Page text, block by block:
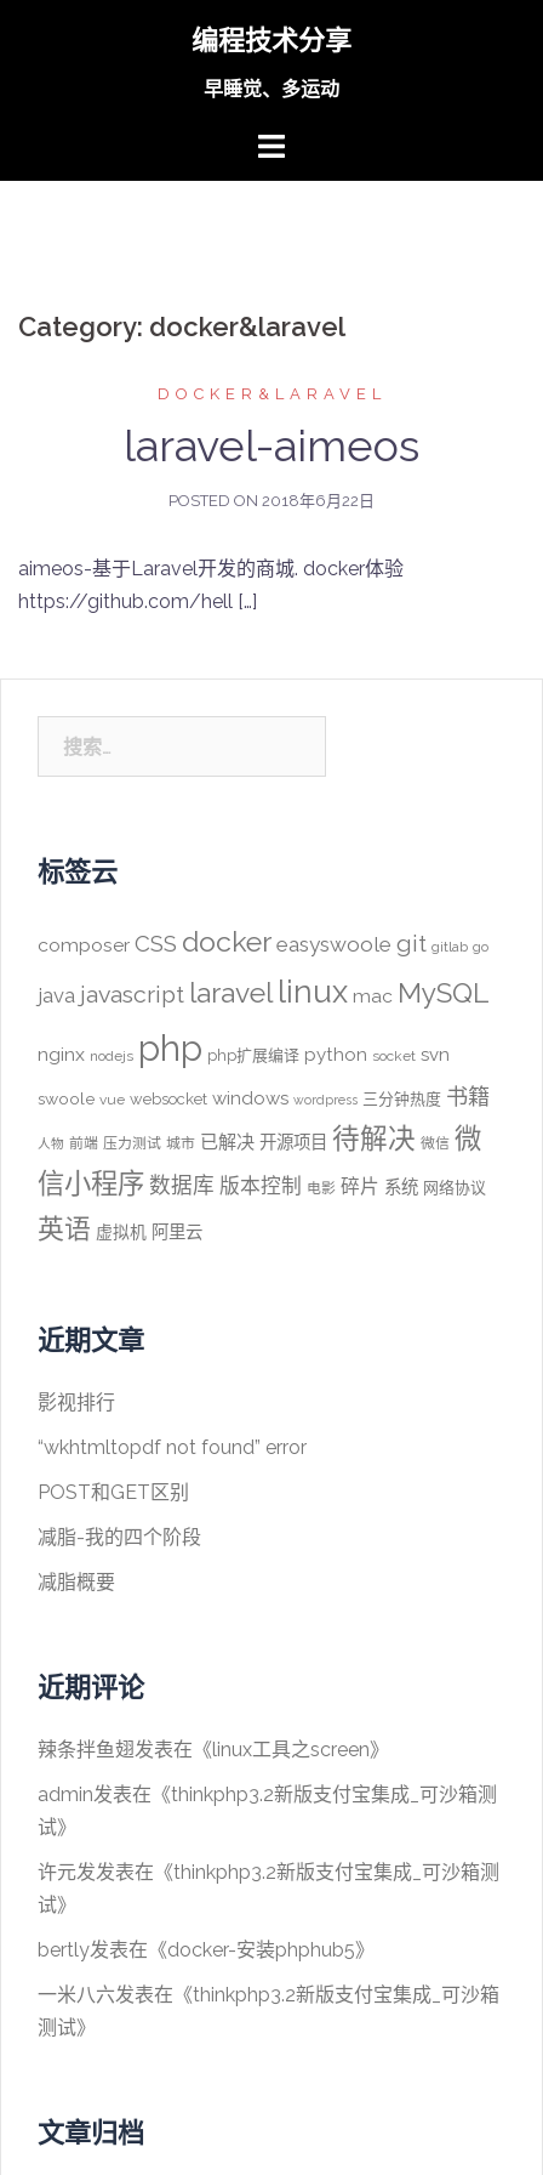
编程技术分享
早睡觉、多运动
Category: docker&laravel
DOCKER&LARAVEL
laravel-aimeos
POSTED ON 2018年6月22日
aimeos-基于Laravel开发的商城. docker体验
https://github.com/hell […]
索：
标签云
composer CSS docker easyswoole git gitlab go
java javascript laravel linux mac MySQL
nginx nodejs php php扩展编译 python socket svn
swoole vue websocket windows wordpress 三分钟热度 书籍
人物 前端 压力测试 城市 已解决 开源项目 待解决 微信 微
信小程序 数据库 版本控制 电影 碎片 系统 网络协议
英语 虚拟机 阿里云
近期文章
影视排行
“wkhtmltopdf not found” error
POST和GET区别
减脂-我的四个阶段
减脂概要
近期评论
辣条拌鱼翅发表在《linux工具之screen》
admin发表在《thinkphp3.2新版支付宝集成_可沙箱测
试》
许元发发表在《thinkphp3.2新版支付宝集成_可沙箱测
试》
bertly发表在《docker-安装phphub5》
一米八六发表在《thinkphp3.2新版支付宝集成_可沙箱
测试》
文章归档